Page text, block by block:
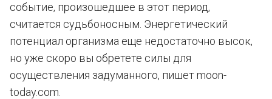
событие, произошедшее в этот период,
считается судьбоносным. Энергетический
потенциал организма еще недостаточно высок,
но уже скоро вы обретете силы для
осуществления задуманного, пишет moon-
today.com.